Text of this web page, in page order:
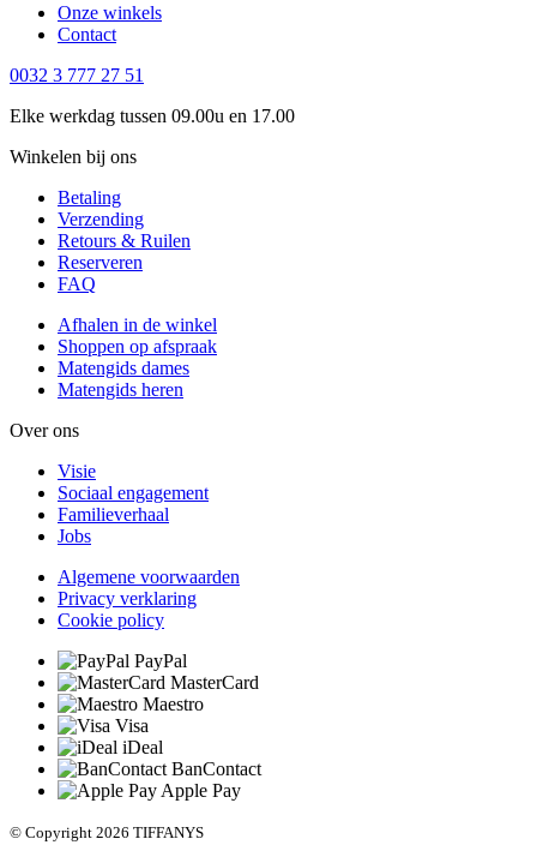
Onze winkels
Contact
0032 3 777 27 51
Elke werkdag tussen 09.00u en 17.00
Winkelen bij ons
Betaling
Verzending
Retours & Ruilen
Reserveren
FAQ
Afhalen in de winkel
Shoppen op afspraak
Matengids dames
Matengids heren
Over ons
Visie
Sociaal engagement
Familieverhaal
Jobs
Algemene voorwaarden
Privacy verklaring
Cookie policy
PayPal
MasterCard
Maestro
Visa
iDeal
BanContact
Apple Pay
© Copyright 2026 TIFFANYS